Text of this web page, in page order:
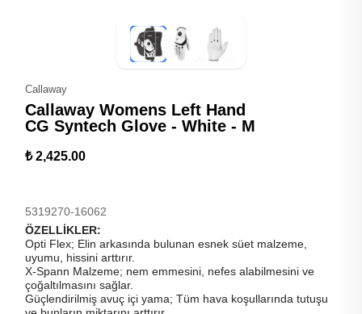
Callaway
Callaway Womens Left Hand
CG Syntech Glove - White - M
₺ 2,425.00
5319270-16062
ÖZELLİKLER:
Opti Flex; Elin arkasında bulunan esnek süet malzeme,
uyumu, hissini arttırır.
X-Spann Malzeme; nem emmesini, nefes alabilmesini ve
çoğaltılmasını sağlar.
Güçlendirilmiş avuç içi yama; Tüm hava koşullarında tutuşu